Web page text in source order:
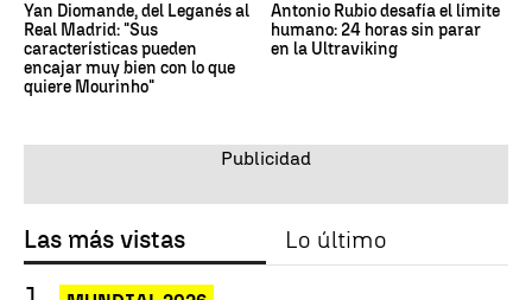
Yan Diomande, del Leganés al
Real Madrid: "Sus
características pueden
encajar muy bien con lo que
quiere Mourinho"
Antonio Rubio desafía el límite
humano: 24 horas sin parar
en la Ultraviking
Las más vistas Lo último